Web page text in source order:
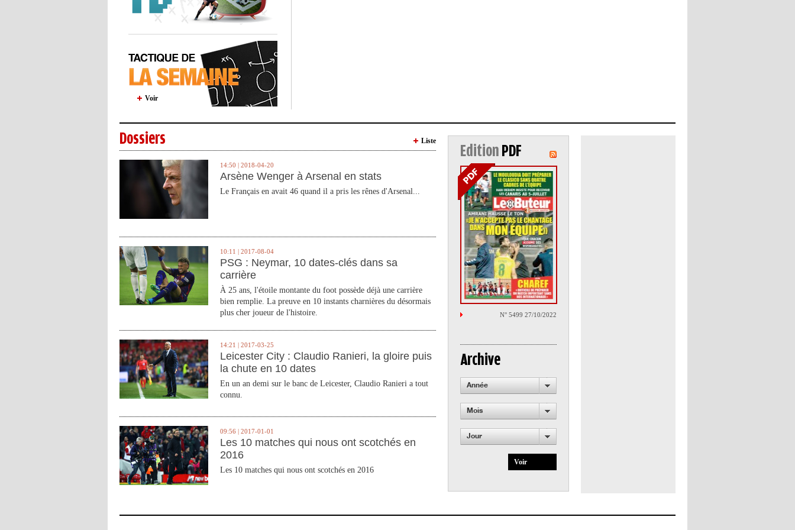
Voir
Dossiers Liste
14:50 | 2018-04-20
Arsène Wenger à Arsenal en stats
Le Français en avait 46 quand il a pris les rênes d'Arsenal...
10:11 | 2017-08-04
PSG : Neymar, 10 dates-clés dans sa
carrière
À 25 ans, l'étoile montante du foot possède déjà une carrière
bien remplie. La preuve en 10 instants charnières du désormais
plus cher joueur de l'histoire.
14:21 | 2017-03-25
Leicester City : Claudio Ranieri, la gloire puis
la chute en 10 dates
En un an demi sur le banc de Leicester, Claudio Ranieri a tout
connu.
09:56 | 2017-01-01
Les 10 matches qui nous ont scotchés en
2016
Les 10 matches qui nous ont scotchés en 2016
Edition PDF
N° 5499 27/10/2022
Archive
Année
Mois
Jour
Voir